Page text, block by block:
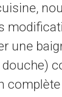
une
douche)
complète